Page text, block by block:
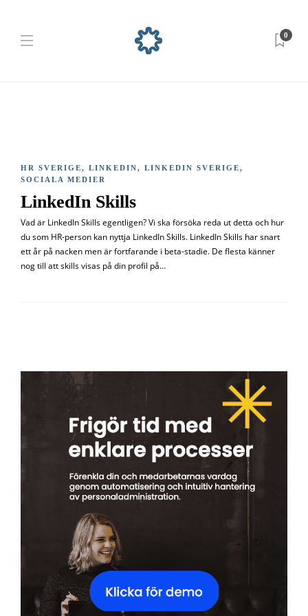
0
HR SVERIGE, LINKEDIN, LINKEDIN SVERIGE,
SOCIALA MEDIER
LinkedIn Skills
Vad är LinkedIn Skills egentligen? Vi ska försöka reda ut detta och hur
du som HR-person kan nyttja LinkedIn Skills. LinkedIn Skills har snart
ett år på nacken men är fortfarande i beta-stadie. De flesta känner
nog till att skills visas på din profil på…